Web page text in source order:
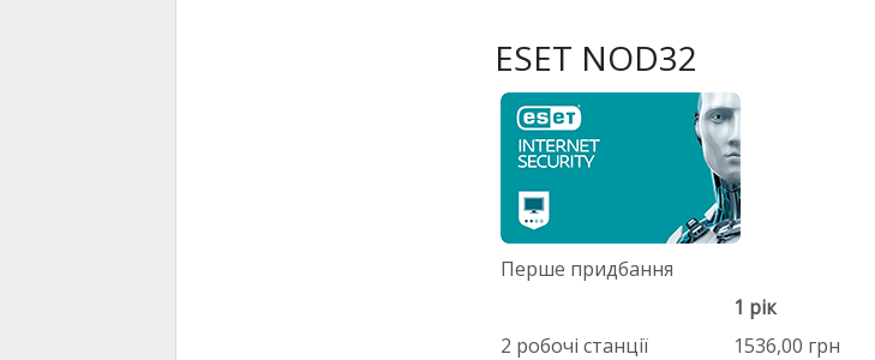
ESET NOD32
Перше придбання
1 рік
2 робочі станції
1536,00 грн